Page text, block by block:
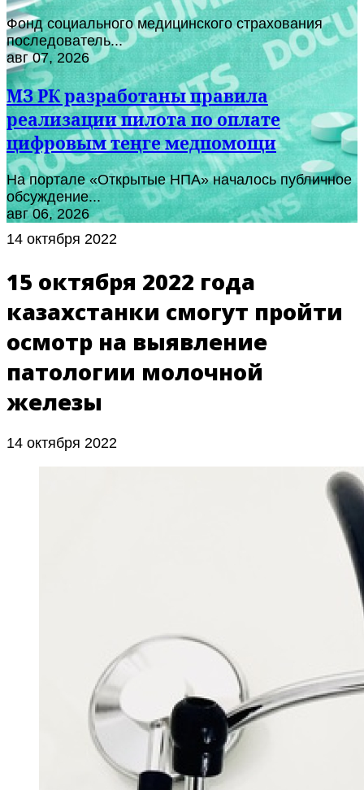
Фонд социального медицинского страхования
последователь...
авг 07, 2026
МЗ РК разработаны правила
реализации пилота по оплате
цифровым теңге медпомощи
На портале «Открытые НПА» началось публичное
обсуждение...
авг 06, 2026
14 октября 2022
15 октября 2022 года
казахстанки смогут пройти
осмотр на выявление
патологии молочной
железы
14 октября 2022